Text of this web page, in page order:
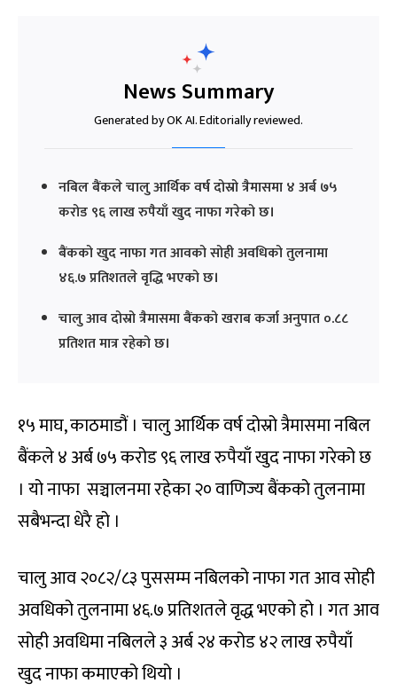
News Summary
Generated by OK AI. Editorially reviewed.
नबिल बैंकले चालु आर्थिक वर्ष दोस्रो त्रैमासमा ४ अर्ब ७५
करोड ९६ लाख रुपैयाँ खुद नाफा गरेको छ।
बैंकको खुद नाफा गत आवको सोही अवधिको तुलनामा
४६.७ प्रतिशतले वृद्धि भएको छ।
चालु आव दोस्रो त्रैमासमा बैंकको खराब कर्जा अनुपात ०.८८
प्रतिशत मात्र रहेको छ।
१५ माघ, काठमाडौं । चालु आर्थिक वर्ष दोस्रो त्रैमासमा नबिल
बैंकले ४ अर्ब ७५ करोड ९६ लाख रुपैयाँ खुद नाफा गरेको छ
। यो नाफा सञ्चालनमा रहेका २० वाणिज्य बैंकको तुलनामा
सबैभन्दा धेरै हो ।
चालु आव २०८२/८३ पुससम्म नबिलको नाफा गत आव सोही
अवधिको तुलनामा ४६.७ प्रतिशतले वृद्ध भएको हो । गत आव
सोही अवधिमा नबिलले ३ अर्ब २४ करोड ४२ लाख रुपैयाँ
खुद नाफा कमाएको थियो ।